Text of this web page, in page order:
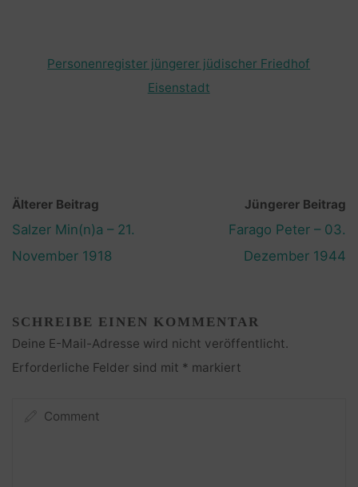
Personenregister jüngerer jüdischer Friedhof
Eisenstadt
Älterer Beitrag
Salzer Min(n)a – 21.
November 1918
Jüngerer Beitrag
Farago Peter – 03.
Dezember 1944
SCHREIBE EINEN KOMMENTAR
Deine E-Mail-Adresse wird nicht veröffentlicht.
Erforderliche Felder sind mit * markiert